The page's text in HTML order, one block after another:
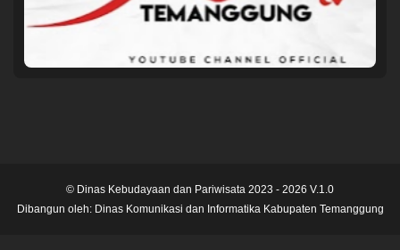
© Dinas Kebudayaan dan Pariwisata 2023 - 2026 V.1.0
Dibangun oleh: Dinas Komunikasi dan Informatika Kabupaten Temanggung